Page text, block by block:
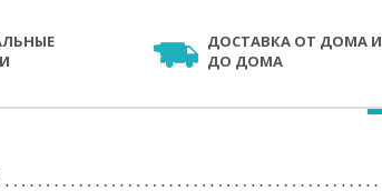
ДОСТАВКА ОТ ДОМА И
ДО ДОМА